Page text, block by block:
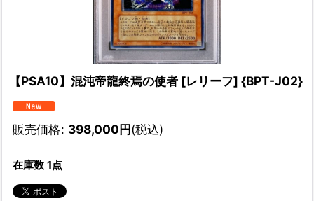
【PSA10】混沌帝龍終焉の使者 [レリーフ] {BPT-J02}
販売価格: 398,000円(税込)
在庫数 1点